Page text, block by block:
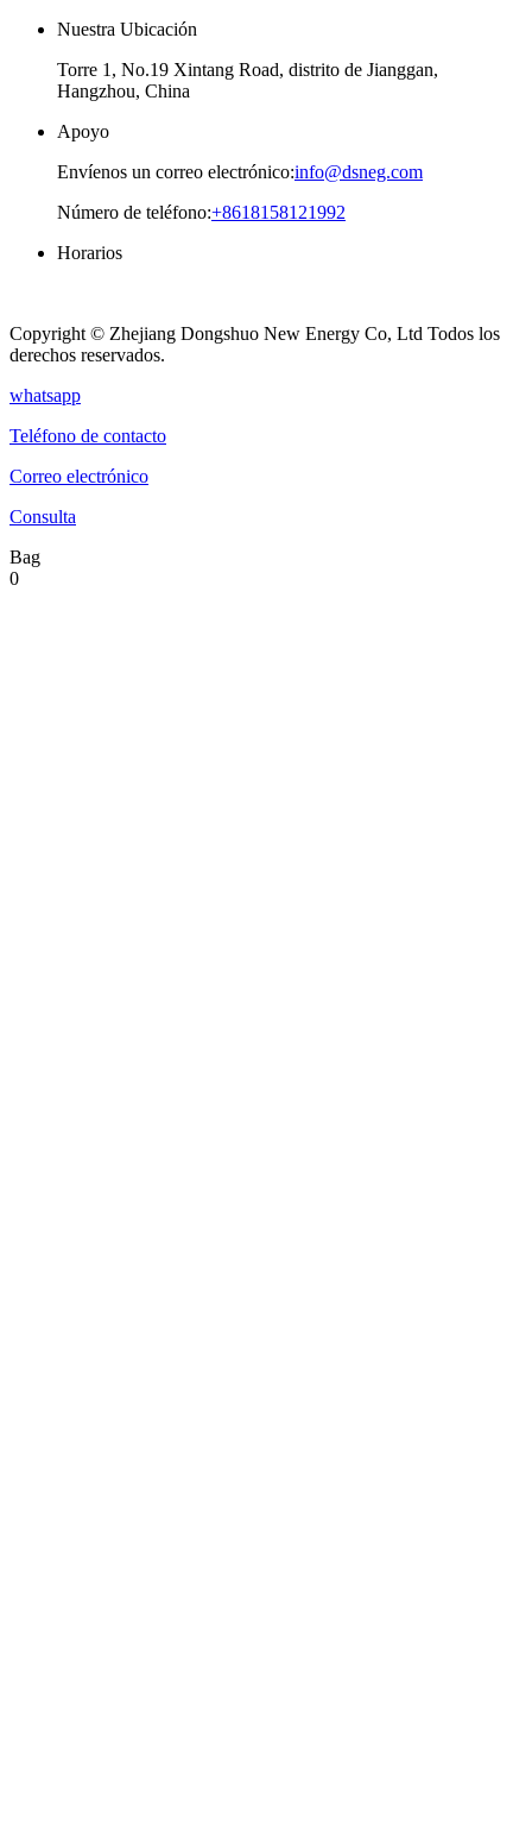
Nuestra Ubicación
Torre 1, No.19 Xintang Road, distrito de Jianggan,
Hangzhou, China
Apoyo
Envíenos un correo electrónico:info@dsneg.com
Número de teléfono:+8618158121992
Horarios
Copyright © Zhejiang Dongshuo New Energy Co, Ltd Todos los
derechos reservados.
whatsapp
Teléfono de contacto
Correo electrónico
Consulta
Bag
0